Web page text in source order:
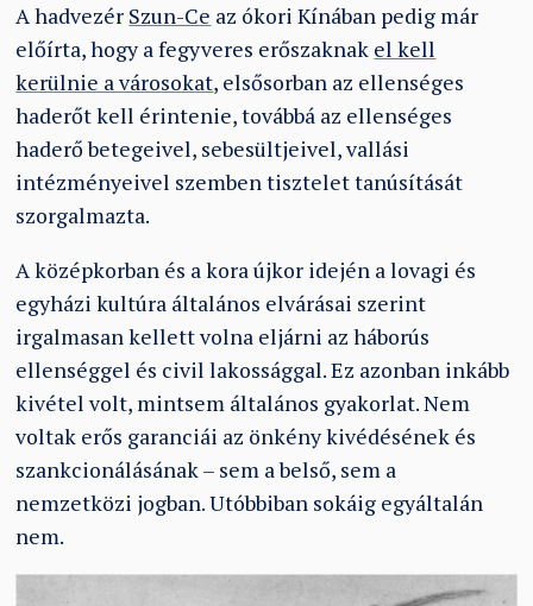
A hadvezér Szun-Ce az ókori Kínában pedig már
előírta, hogy a fegyveres erőszaknak el kell
kerülnie a városokat, elsősorban az ellenséges
haderőt kell érintenie, továbbá az ellenséges
haderő betegeivel, sebesültjeivel, vallási
intézményeivel szemben tisztelet tanúsítását
szorgalmazta.
A középkorban és a kora újkor idején a lovagi és
egyházi kultúra általános elvárásai szerint
irgalmasan kellett volna eljárni az háborús
ellenséggel és civil lakossággal. Ez azonban inkább
kivétel volt, mintsem általános gyakorlat. Nem
voltak erős garanciái az önkény kivédésének és
szankcionálásának – sem a belső, sem a
nemzetközi jogban. Utóbbiban sokáig egyáltalán
nem.